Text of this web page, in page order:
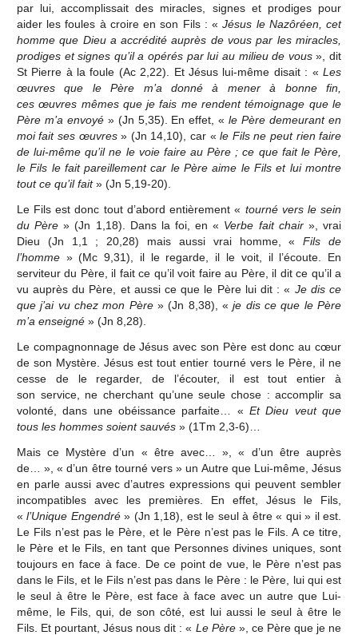
par lui, accomplissait des miracles, signes et prodiges pour
aider les foules à croire en son Fils : «Jésus le Nazôréen, cet
homme que Dieu a accrédité auprès de vous par les miracles,
prodiges et signes qu’il a opérés par lui au milieu de vous», dit
St Pierre à la foule (Ac 2,22). Et Jésus lui-même disait : «Les
œuvres que le Père m’a donné à mener à bonne fin,
ces œuvres mêmes que je fais me rendent témoignage que le
Père m’a envoyé » (Jn 5,35). En effet, «le Père demeurant en
moi fait ses œuvres» (Jn 14,10), car «le Fils ne peut rien faire
de lui-même qu’il ne le voie faire au Père ; ce que fait le Père,
le Fils le fait pareillement car le Père aime le Fils et lui montre
tout ce qu’il fait» (Jn 5,19‑20).
Le Fils est donc tout d’abord entièrement « tourné vers le sein
du Père» (Jn 1,18). Dans la foi, en « Verbe fait chair », vrai
Dieu (Jn 1,1 ; 20,28) mais aussi vrai homme, «Fils de
l’homme» (Mc 9,31), il le regarde, il le voit, il l’écoute. En
serviteur du Père, il fait ce qu’il voit faire au Père, il dit ce qu’il a
vu auprès du Père, et aussi ce que le Père lui dit : « Je dis ce
que j’ai vu chez mon Père» (Jn 8,38), «je dis ce que le Père
m’a enseigné » (Jn 8,28).
Le compagnonnage de Jésus avec son Père est donc au cœur
de son Mystère. Jésus est tout entier tourné vers le Père, il ne
cesse de le regarder, de l’écouter, il est tout entier à
son service, ne cherchant qu’une seule chose : accomplir sa
volonté, dans une obéissance parfaite… «Et Dieu veut que
tous les hommes soient sauvés » (1Tm 2,3-6)…
Mais ce Mystère d’un « être avec… », « d’un être auprès
de… », « d’un être tourné vers » un Autre que Lui-même, Jésus
en parle aussi avec d’autres expressions qui peuvent sembler
incompatibles avec les premières. En effet, Jésus le Fils,
«l’Unique Engendré» (Jn 1,18), est le seul à être « qui » il est.
Le Fils n’est pas le Père, et le Père n’est pas le Fils. A ce titre,
le Père et le Fils, en tant que Personnes divines uniques, sont
toujours en face à face. De ce point de vue, le Père n’est pas
dans le Fils, et le Fils n’est pas dans le Père : le Père, lui qui est
le seul à être le Père, est face à face avec un autre que Lui-
même, le Fils, qui, de son côté, est lui aussi le seul à être le
Fils. Et pourtant, Jésus nous dit : « Le Père », ce Père que je ne